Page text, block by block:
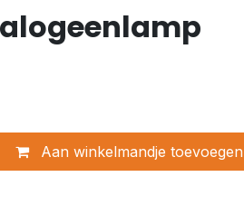
Aan winkelmandje toevoegen